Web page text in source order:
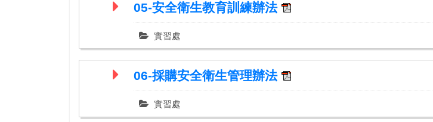
05-安全衛生教育訓練辦法
實習處
06-採購安全衛生管理辦法
實習處